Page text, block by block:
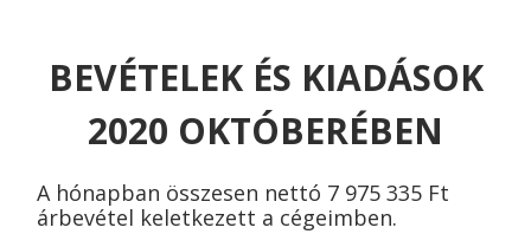
BEVÉTELEK ÉS KIADÁSOK
2020 OKTÓBERÉBEN
A hónapban összesen nettó 7 975 335 Ft
árbevétel keletkezett a cégeimben.